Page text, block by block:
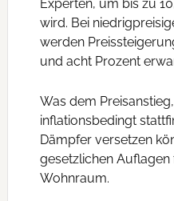
Experten, um bis zu
wird. Bei
werden
und acht Prozent
Was dem
inflationsbedingt
Dämpfer versetzen
gesetzlichen
Wohnraum.